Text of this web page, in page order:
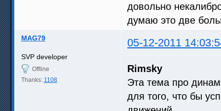
довольно
думаю это две
MAG79 05-12-2011
SVP developer
Offline
Thanks: 1108
Rimsky
Эта тема про
для того, что бы